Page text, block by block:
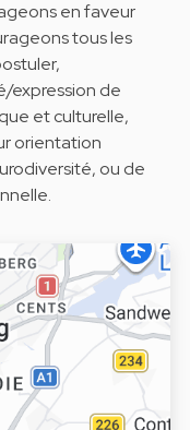
en faveur
tous les
expression de
et culturelle,
orientation
ou de